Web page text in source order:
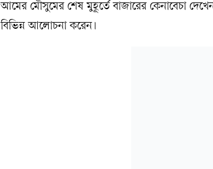
আমের মৌসুমের শেষ মুহূর্তে বাজারের কেনাবেচা
বিভিন্ন আলোচনা করেন।